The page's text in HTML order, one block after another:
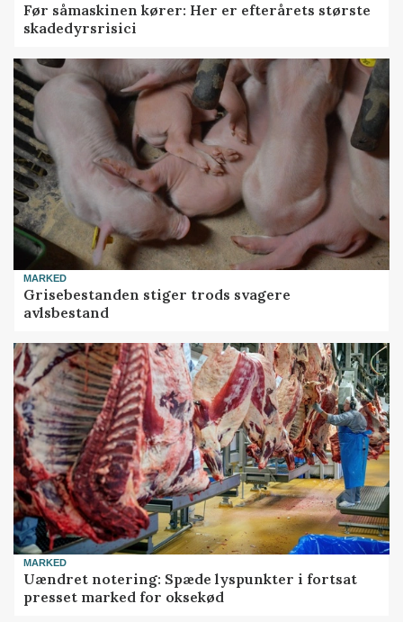
Før såmaskinen kører: Her er efterårets største
skadedyrsrisici
MARKED
Grisebestanden stiger trods svagere
avlsbestand
MARKED
Uændret notering: Spæde lyspunkter i fortsat
presset marked for oksekød